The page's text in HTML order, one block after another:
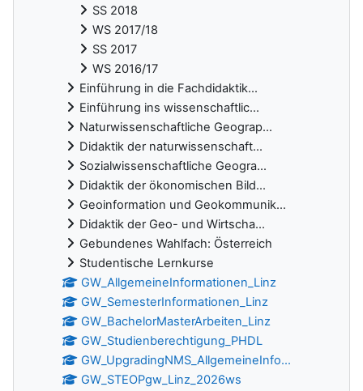
SS 2018
WS 2017/18
SS 2017
WS 2016/17
Einführung in die Fachdidaktik...
Einführung ins wissenschaftlic...
Naturwissenschaftliche Geograp...
Didaktik der naturwissenschaft...
Sozialwissenschaftliche Geogra...
Didaktik der ökonomischen Bild...
Geoinformation und Geokommunik...
Didaktik der Geo- und Wirtscha...
Gebundenes Wahlfach: Österreich
Studentische Lernkurse
GW_AllgemeineInformationen_Linz
GW_SemesterInformationen_Linz
GW_BachelorMasterArbeiten_Linz
GW_Studienberechtigung_PHDL
GW_UpgradingNMS_AllgemeineInfo...
GW_STEOPgw_Linz_2026ws